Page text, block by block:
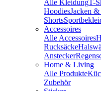
Alle KleidungT-
HoodiesJacken &
Shorts
Accessoires
Alle Accessoires
Rucksäcke
Anstecker
Home & Living
Alle Produkte
Zubehör